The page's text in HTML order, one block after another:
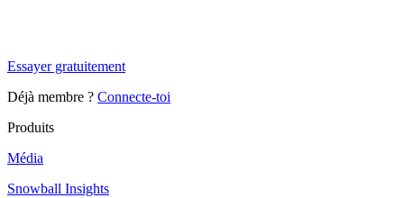
Essayer gratuitement
Déjà membre ? Connecte-toi
Produits
Média
Snowball Insights